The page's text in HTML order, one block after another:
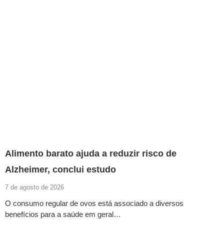
Alimento barato ajuda a reduzir risco de
Alzheimer, conclui estudo
7 de agosto de 2026
O consumo regular de ovos está associado a diversos
benefícios para a saúde em geral…